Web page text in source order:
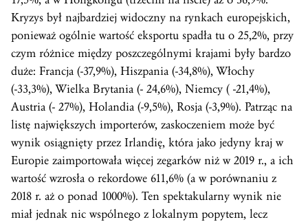
Kryzys był najbardziej widoczny na rynkach europejskich,
ponieważ ogólnie wartość eksportu spadła tu o 25,2%, przy
czym różnice między poszczególnymi krajami były bardzo
duże: Francja (-37,9%), Hiszpania (-34,8%), Włochy
(-33,3%), Wielka Brytania (- 24,6%), Niemcy ( -21,4%),
Austria (- 27%), Holandia (-9,5%), Rosja (-3,9%). Patrząc na
listę największych importerów, zaskoczeniem może być
wynik osiągnięty przez Irlandię, która jako jedyny kraj w
Europie zaimportowała więcej zegarków niż w 2019 r., a ich
wartość wzrosła o rekordowe 611,6% (a w porównaniu z
2018 r. aż o ponad 1000%). Ten spektakularny wynik nie
miał jednak nic wspólnego z lokalnym popytem, lecz